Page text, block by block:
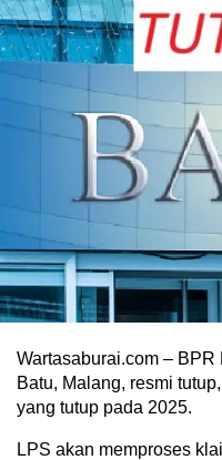
Wartasaburai.com –
Batu, Malang, resmi
yang tutup pada 2025.
LPS akan memproses